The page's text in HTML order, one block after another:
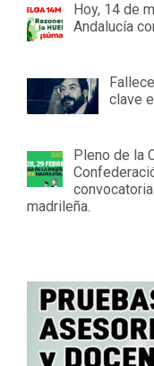
Hoy, 14 de
Andalucía
clave
Pleno de la
madrileña.